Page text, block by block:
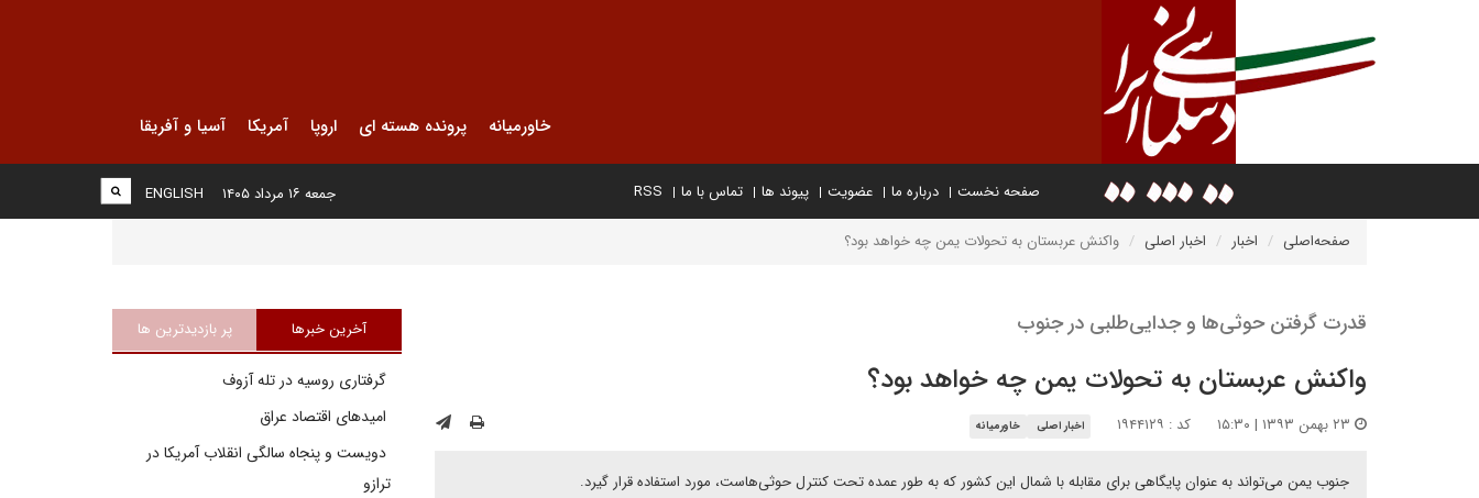
خاورمیانه پرونده هسته ای اروپا آمریکا آسیا و آفریقا
صفحه نخست درباره ما عضویت پیوند ها تماس با ما RSS
ENGLISH جمعه ۱۶ مرداد ۱۴۰۵
صفحه‌اصلی اخبار اخبار اصلی واکنش عربستان به تحولات یمن چه خواهد بود؟
قدرت گرفتن حوثی‌ها و جدایی‌طلبی در جنوب
واکنش عربستان به تحولات یمن چه خواهد بود؟
کد : ۱۹۴۴۱۲۹ اخبار اصلی خاورمیانه
جنوب یمن می‌تواند به عنوان پایگاهی برای مقابله با شمال این کشور که به طور عمده تحت کنترل حوثی‌هاست، مورد استفاده قرار گیرد.
آخرین خبرها پر بازدیدترین ها
گرفتاری روسیه در تله آزوف
امیدهای اقتصاد عراق
دویست و پنجاه سالگی انقلاب آمریکا در
ترازو